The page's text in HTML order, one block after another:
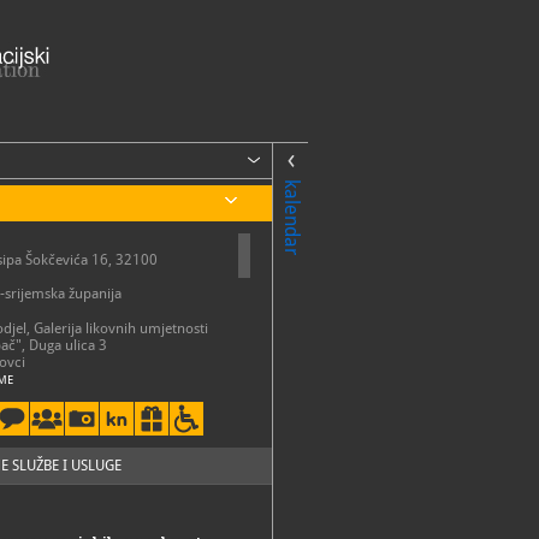
kalendar
Šokčevića 16, 32100
srijemska županija
Galerija likovnih umjetnosti
Duga ulica 3
9.00 - 15.00 sati
zatvoreno, odnosno
potrebi samo za prethodno
posjetitelja
SLUŽBE I USLUGE